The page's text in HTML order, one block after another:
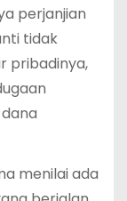
perjanjian
tidak
pribadinya,
menilai ada